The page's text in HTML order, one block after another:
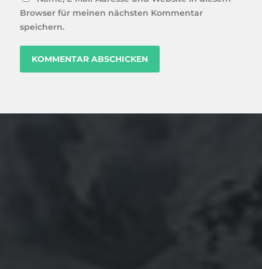
Browser für meinen nächsten Kommentar
speichern.